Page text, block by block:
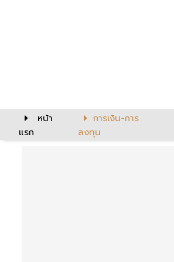
หน้า
แรก
การเงิน-การ
ลงทุน